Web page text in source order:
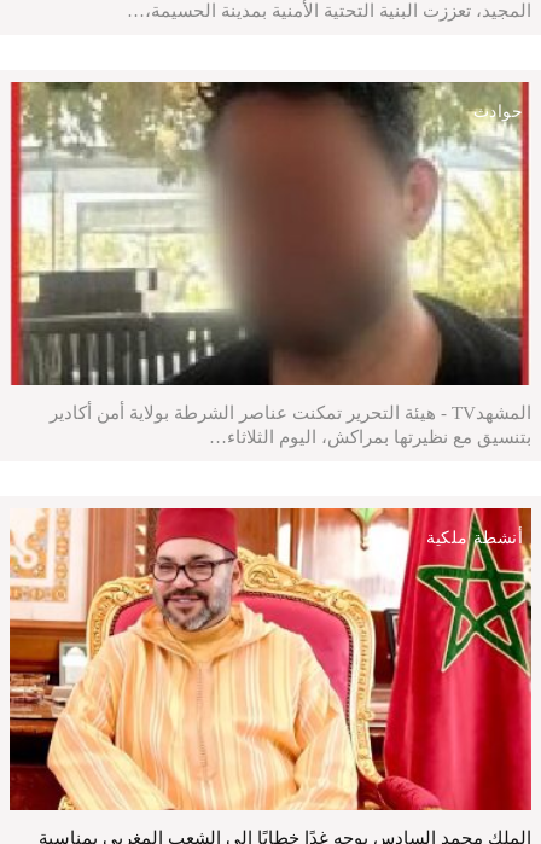
المجيد، تعززت البنية التحتية الأمنية بمدينة الحسيمة،…
حوادث
المشهدTV - هيئة التحرير تمكنت عناصر الشرطة بولاية أمن أكادير
بتنسيق مع نظيرتها بمراكش، اليوم الثلاثاء…
أنشطة ملكية
الملك محمد السادس يوجه غدًا خطابًا إلى الشعب المغربي بمناسبة